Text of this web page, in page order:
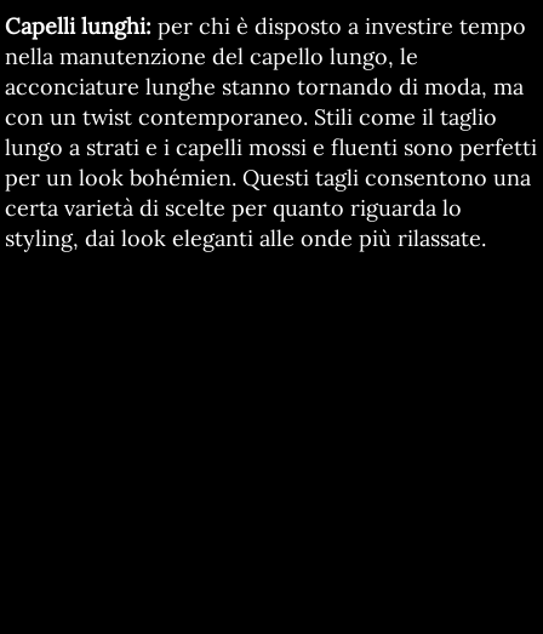
Capelli lunghi: per chi è disposto a investire tempo
nella manutenzione del capello lungo, le
acconciature lunghe stanno tornando di moda, ma
con un twist contemporaneo. Stili come il taglio
lungo a strati e i capelli mossi e fluenti sono perfetti
per un look bohémien. Questi tagli consentono una
certa varietà di scelte per quanto riguarda lo
styling, dai look eleganti alle onde più rilassate.